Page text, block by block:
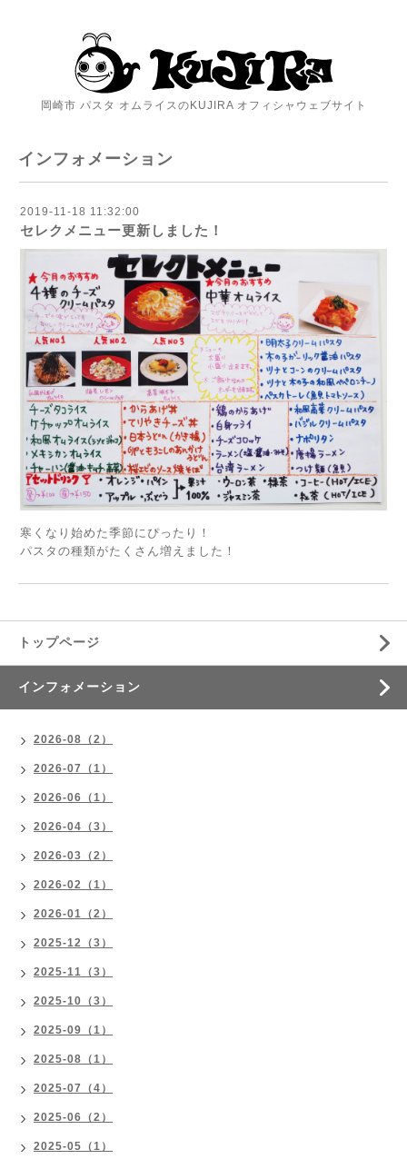
岡崎市 パスタ オムライスのKUJIRA オフィシャウェブサイト
インフォメーション
2019-11-18 11:32:00
セレクメニュー更新しました！
寒くなり始めた季節にぴったり！
パスタの種類がたくさん増えました！
トップページ
インフォメーション
2026-08（2）
2026-07（1）
2026-06（1）
2026-04（3）
2026-03（2）
2026-02（1）
2026-01（2）
2025-12（3）
2025-11（3）
2025-10（3）
2025-09（1）
2025-08（1）
2025-07（4）
2025-06（2）
2025-05（1）